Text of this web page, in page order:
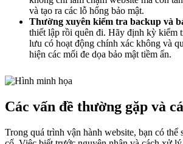
và tạo ra các lỗ hổng bảo mật.
Thường xuyên kiểm tra backup và
thiết lập rồi quên đi. Hãy định kỳ kiểm
lưu có hoạt động chính xác không và
hiện các mối đe dọa bảo mật tiềm ẩn.
Các vấn đề thường gặp và
Trong quá trình vận hành website, bạn có thể